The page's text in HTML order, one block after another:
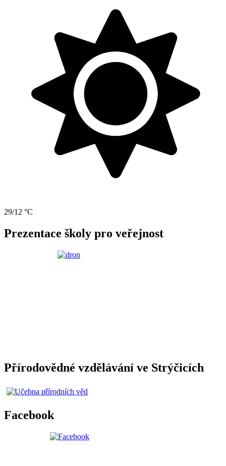
29/12 °C
Prezentace školy pro veřejnost
Přírodovědné vzdělávání ve Strýčicích
Facebook